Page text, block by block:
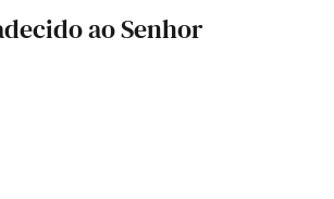
ao Senhor